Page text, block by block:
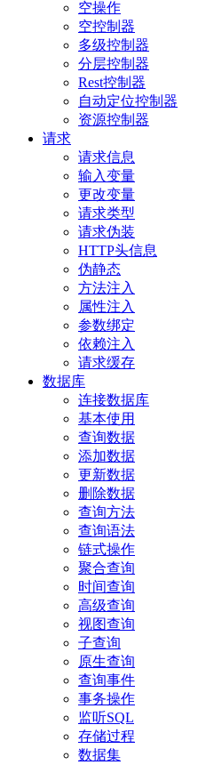
空操作
空控制器
多级控制器
分层控制器
Rest控制器
自动定位控制器
资源控制器
请求
请求信息
输入变量
更改变量
请求类型
请求伪装
HTTP头信息
伪静态
方法注入
属性注入
参数绑定
依赖注入
请求缓存
数据库
连接数据库
基本使用
查询数据
添加数据
更新数据
删除数据
查询方法
查询语法
链式操作
聚合查询
时间查询
高级查询
视图查询
子查询
原生查询
查询事件
事务操作
监听SQL
存储过程
数据集